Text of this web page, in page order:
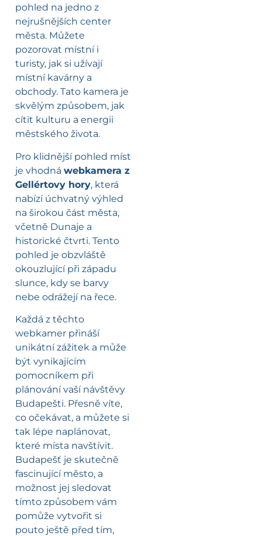
pohled na jedno z
nejrušnějších center
města. Můžete
pozorovat místní i
turisty, jak si užívají
místní kavárny a
obchody. Tato kamera je
skvělým způsobem, jak
cítit kulturu a energii
městského života.
Pro klidnější pohled míst
je vhodná webkamera z
Gellértovy hory, která
nabízí úchvatný výhled
na širokou část města,
včetně Dunaje a
historické čtvrti. Tento
pohled je obzvláště
okouzlující při západu
slunce, kdy se barvy
nebe odrážejí na řece.
Každá z těchto
webkamer přináší
unikátní zážitek a může
být vynikajícím
pomocníkem při
plánování vaší návštěvy
Budapešti. Přesně víte,
co očekávat, a můžete si
tak lépe naplánovat,
které místa navštívit.
Budapešť je skutečně
fascinující město, a
možnost jej sledovat
tímto způsobem vám
pomůže vytvořit si
pouto ještě před tím,